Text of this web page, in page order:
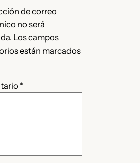
de correo
no será
Los campos
están marcados
*